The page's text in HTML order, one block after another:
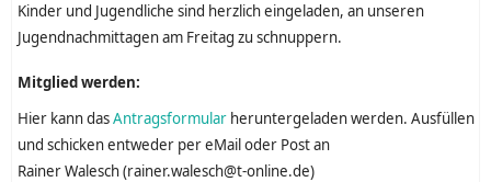
Kinder und Jugendliche sind herzlich eingeladen, an unseren
Jugendnachmittagen am Freitag zu schnuppern.
Mitglied werden:
Hier kann dasAntragsformular heruntergeladen werden. Ausfüllen
und schicken entweder per eMail oder Post an
Rainer Walesch (rainer.walesch@t-online.de)